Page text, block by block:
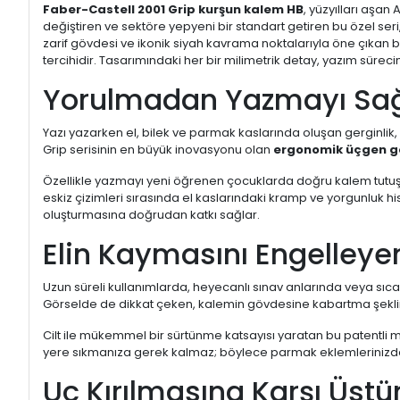
Faber-Castell 2001 Grip kurşun kalem HB, yüzyılları
değiştiren ve sektöre yepyeni bir standart getiren bu özel
zarif gövdesi ve ikonik siyah kavrama noktalarıyla öne
tercihidir. Tasarımındaki her bir milimetrik detay, yazım
Yorulmadan Yazmayı
Yazı yazarken el, bilek ve parmak kaslarında oluşan
Grip serisinin en büyük inovasyonu olan ergonomik üçgen
Özellikle yazmayı yeni öğrenen çocuklarda doğru kalem
eskiz çizimleri sırasında el kaslarındaki kramp ve yorgunluk
oluşturmasına doğrudan katkı sağlar.
Elin Kaymasını
Uzun süreli kullanımlarda, heyecanlı sınav anlarında veya
Görselde de dikkat çeken, kalemin gövdesine kabartma
Cilt ile mükemmel bir sürtünme katsayısı yaratan bu
yere sıkmanıza gerek kalmaz; böylece parmak
Uç Kırılmasına Karşı